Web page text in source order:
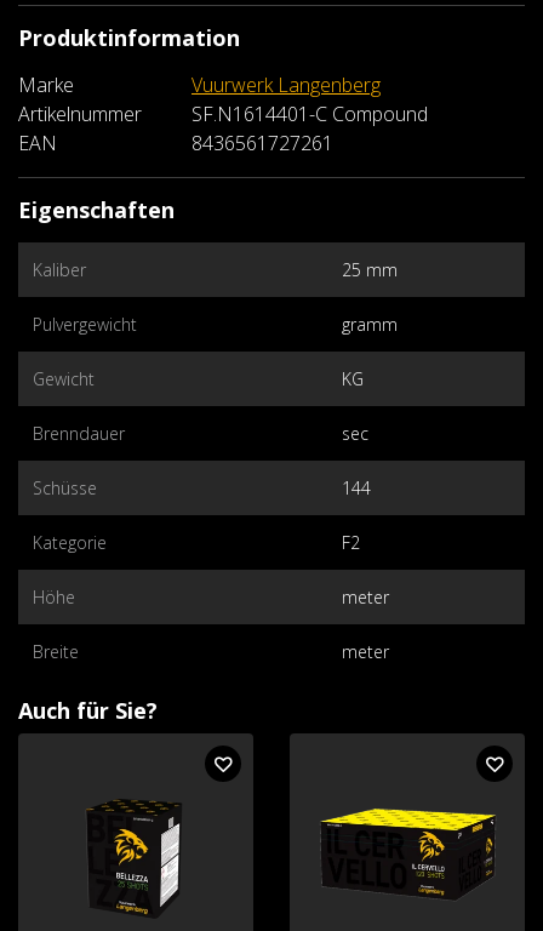
Produktinformation
Marke
Vuurwerk Langenberg
Artikelnummer
SF.N1614401-C Compound
EAN
8436561727261
Eigenschaften
Kaliber 25 mm
Pulvergewicht gramm
Gewicht KG
Brenndauer sec
Schüsse 144
Kategorie F2
Höhe meter
Breite meter
Auch für Sie?